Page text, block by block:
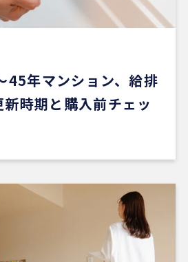
45年マンション、給排
時期と購入前チェッ